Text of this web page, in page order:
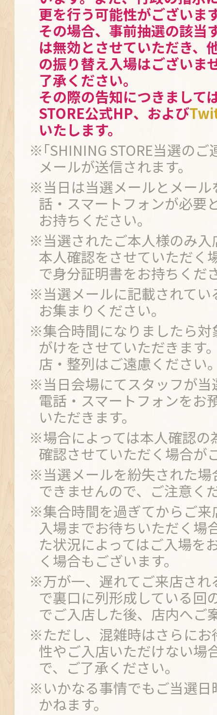
更を行う可能性がございま
その場合、事前抽選の該当
は無効とさせていただき、
の振り替え入場はございま
了承ください。
その際の告知につきまして
STORE公式HP、および
いたします。
※｢SHINING STORE当選のご
メールが送信されます。
※当日は当選メールとメール
話・スマートフォンが必要
お持ちください。
※当選されたご本人様のみ入
本人確認をさせていただく
で身分証明書をお持ちくだ
※当選メールに記載されてい
お集まりください。
※集合時間になりましたら対
がけをさせていただきます
店・整列はご遠慮ください
※当日会場にてスタッフが当
電話・スマートフォンをお
いただきます。
※場合によっては本人確認の
確認させていただく場合が
※当選メールを紛失された場
できませんので、ご注意く
※集合時間を過ぎてからご来
入場までお待ちいただく場
た状況によってはご入場を
く場合もございます。
※万が一、遅れてご来店され
で裏口に列形成している回
でご入店した後、店内へご
※ただし、混雑時はさらにお
性やご入店いただけない場
で、ご了承ください。
※いかなる事情でもご当選日
かねます。